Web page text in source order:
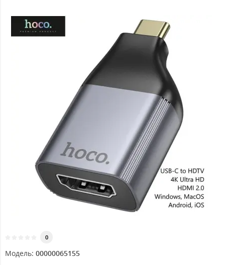
0
Модель: 00000065155